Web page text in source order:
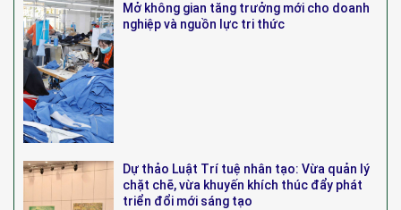
Mở không gian tăng trưởng mới cho doanh
nghiệp và nguồn lực tri thức
Dự thảo Luật Trí tuệ nhân tạo: Vừa quản lý
chặt chẽ, vừa khuyến khích thúc đẩy phát
triển đổi mới sáng tạo